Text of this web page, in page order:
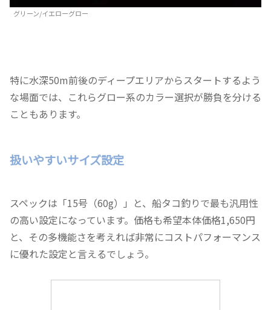
グリーン/イエローグロー
特に水深50m前後のディープエリアからスタートするよう
な場面では、これらグロー系のカラー選択が勝負を分ける
こともあります。
扱いやすいサイズ設定
スペックは「15号（60g）」と、船タコ釣りで最も汎用性
の高い設定になっています。価格も希望本体価格1,650円
と、その多機能さを考えれば非常にコストパフォーマンス
に優れた設定と言えるでしょう。